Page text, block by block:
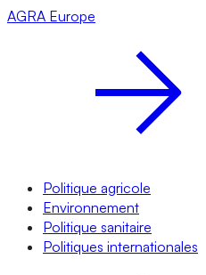
AGRA Europe
Politique agricole
Environnement
Politique sanitaire
Politiques internationales